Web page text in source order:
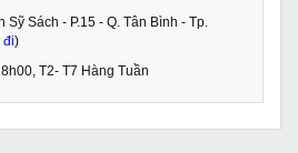
Sỹ Sách - P.15 - Q. Tân Bình - Tp.
đi)
T2- T7 Hàng Tuần